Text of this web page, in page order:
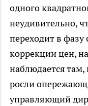
одного
неудивительно,
переходит в
коррекции цен,
наблюдается
росли
управляющий